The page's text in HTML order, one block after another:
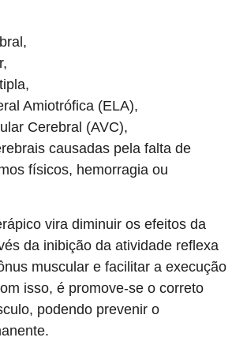
Amiotrófica (ELA),
Cerebral (AVC),
causadas pela falta de
físicos, hemorragia ou
vira diminuir os efeitos da
da inibição da atividade reflexa
muscular e facilitar a execução
isso, é promove-se o correto
podendo prevenir o